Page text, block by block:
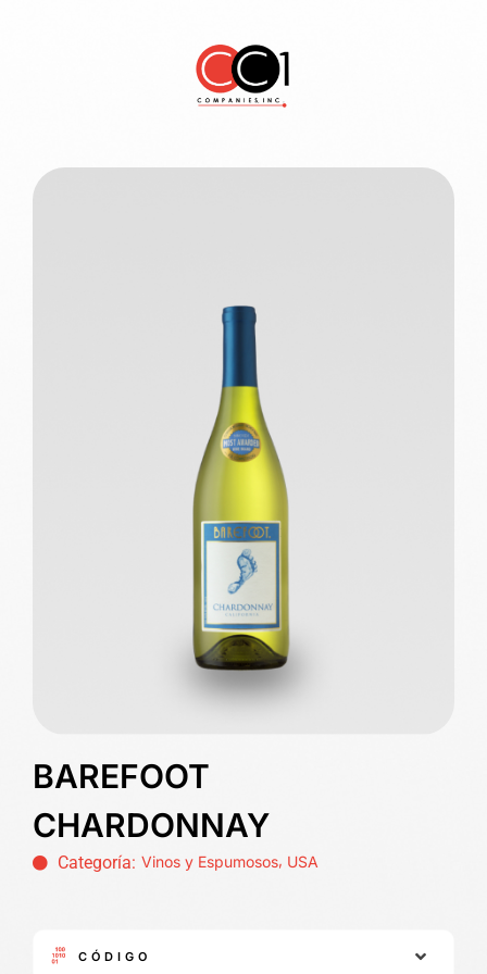
BAREFOOT
CHARDONNAY
Categoría: Vinos y Espumosos, USA
CÓDIGO